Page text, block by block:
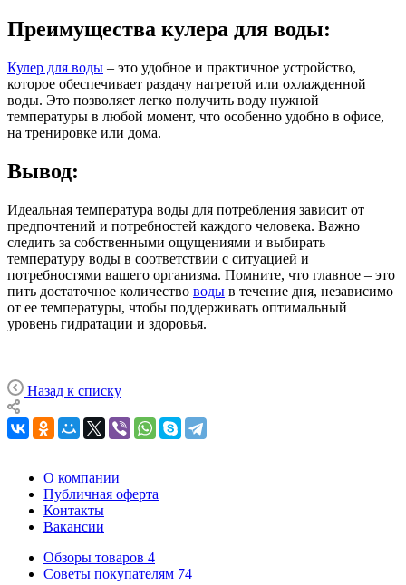
Преимущества кулера для воды:
Кулер для воды – это удобное и практичное устройство,
которое обеспечивает раздачу нагретой или охлажденной
воды. Это позволяет легко получить воду нужной
температуры в любой момент, что особенно удобно в офисе,
на тренировке или дома.
Вывод:
Идеальная температура воды для потребления зависит от
предпочтений и потребностей каждого человека. Важно
следить за собственными ощущениями и выбирать
температуру воды в соответствии с ситуацией и
потребностями вашего организма. Помните, что главное – это
пить достаточное количество воды в течение дня, независимо
от ее температуры, чтобы поддерживать оптимальный
уровень гидратации и здоровья.
Назад к списку
О компании
Публичная оферта
Контакты
Вакансии
Обзоры товаров 4
Советы покупателям 74